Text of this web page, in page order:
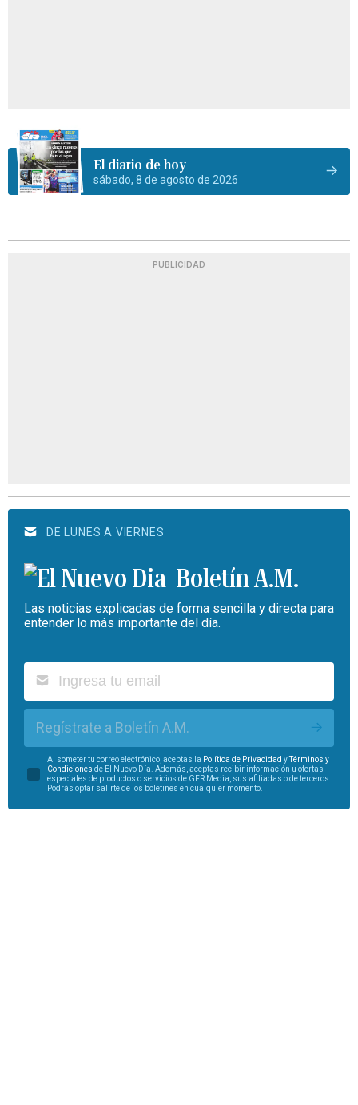
El diario de hoy
sábado, 8 de agosto de 2026
PUBLICIDAD
DE LUNES A VIERNES
Boletín A.M.
Las noticias explicadas de forma sencilla y directa para
entender lo más importante del día.
Regístrate a Boletín A.M.
Al someter tu correo electrónico, aceptas la Política de Privacidad yTérminos y
Condiciones de El Nuevo Día. Además, aceptas recibir información u ofertas
especiales de productos o servicios de GFR Media, sus afiliadas o de terceros.
Podrás optar salirte de los boletines en cualquier momento.